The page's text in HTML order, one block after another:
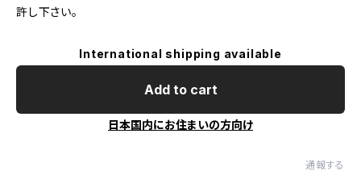
許し下さい。
International shipping available
Add to cart
日本国内にお住まいの方向け
通報する